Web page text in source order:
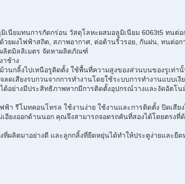
นียมทนการกัดกร่อน วัสดุโลหะผสมอลูมิเนียม 6063t5 ทนต่
ผงไฟฟ้าสถิต, สภาพอากาศ, ต่อต้านริ้วรอย, กันฝน, ทนต่อก
ลิตมิลลิเมตร จัดหาผลิตภัณฑ์
าช้าง
นกลิ้งไปเหนือรูติดตั้ง ใช้พื้นที่ความสูงของส่วนบนของรูเท่า
ดเสียงรบกวนจากการทำงานโดยใช้ระบบการทำงานแบบเงี
อย่างมีประสิทธิภาพหากมีการติดตั้งอุปกรณ์วางและงัดอัตโ
รีโมทคอนโทรล ใช้งานง่าย ใช้งานและการติดตั้ง ปิดเสีย
ยงออกด้านนอก คุณจึงสามารถจอดรถคันที่สองได้โดยตรงที่
ผลิตมาอย่างดี และลูกกลิ้งที่ยืดหยุ่นได้ทำให้ประตูง่ายและยืด